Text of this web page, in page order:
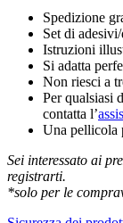
quantitàSpedizione
Set di
Istruzioni
Si adatta
Non riesci a
Per qualsiasi
contatta l’
Una pellicola
Sei interessato ai
registrarti.
*solo per le